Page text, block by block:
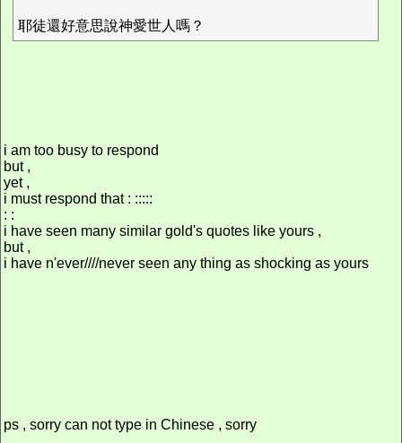
耶徒還好意思說神愛世人嗎？
i am too busy to respond
but ,
yet ,
i must respond that : :::::
: :
i have seen many similar gold's quotes like yours ,
but ,
i have n'ever////never seen any thing as shocking as yours
ps , sorry can not type in Chinese , sorry